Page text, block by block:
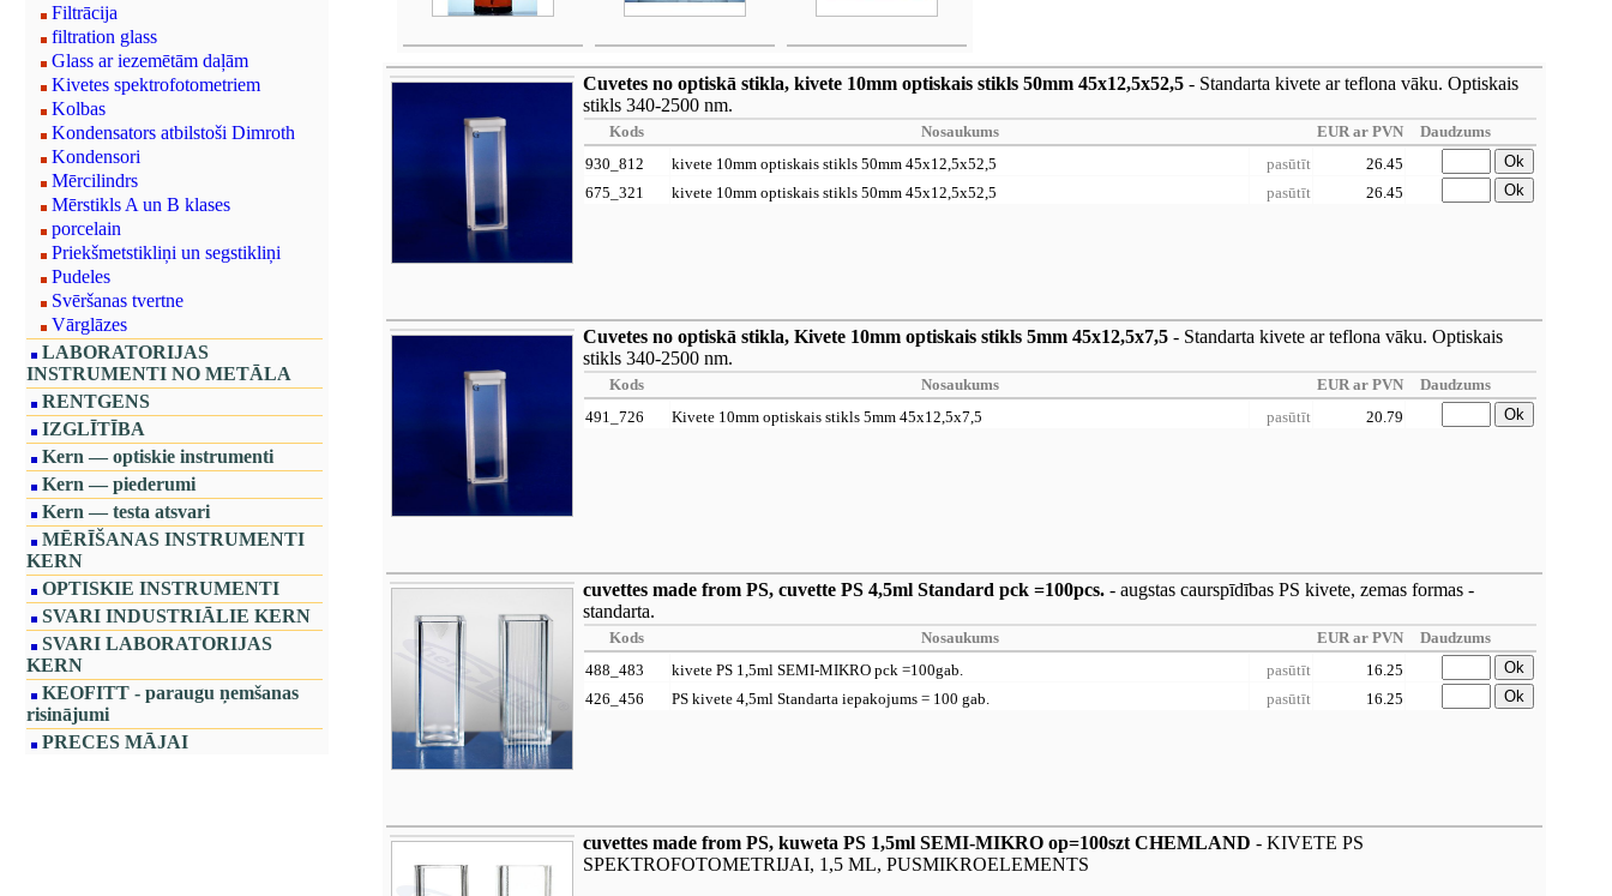
Filtrācija
filtration glass
Glass ar iezemētām daļām
Kivetes spektrofotometriem
Kolbas
Kondensators atbilstoši Dimroth
Kondensori
Mērcilindrs
Mērstikls A un B klases
porcelain
Priekšmetstikliņi un segstikliņi
Pudeles
Svēršanas tvertne
Vārglāzes
LABORATORIJAS
INSTRUMENTI NO METĀLA
RENTGENS
IZGLĪTĪBA
Kern — optiskie instrumenti
Kern — piederumi
Kern — testa atsvari
MĒRĪŠANAS INSTRUMENTI
KERN
OPTISKIE INSTRUMENTI
SVARI INDUSTRIĀLIE KERN
SVARI LABORATORIJAS
KERN
KEOFITT - paraugu ņemšanas
risinājumi
PRECES MĀJAI
Cuvetes no optiskā stikla, kivete 10mm optiskais stikls 50mm 45x12,5x52,5 - Standarta kivete ar teflona vāku. Optiskais
stikls 340-2500 nm.
Kods Nosaukums EUR ar PVN
Daudzums
930_812
kivete 10mm optiskais stikls 50mm 45x12,5x52,5 pasūtīt 26.45
Ok
675_321
kivete 10mm optiskais stikls 50mm 45x12,5x52,5 pasūtīt 26.45 Ok
Cuvetes no optiskā stikla, Kivete 10mm optiskais stikls 5mm 45x12,5x7,5 - Standarta kivete ar teflona vāku. Optiskais
stikls 340-2500 nm.
Kods Nosaukums EUR ar PVN
Daudzums
491_726
Kivete 10mm optiskais stikls 5mm 45x12,5x7,5 pasūtīt 20.79 Ok
cuvettes made from PS, cuvette PS 4,5ml Standard pck =100pcs. - augstas caurspīdības PS kivete, zemas formas -
standarta.
Kods Nosaukums EUR ar PVN
Daudzums
488_483
kivete PS 1,5ml SEMI-MIKRO pck =100gab. pasūtīt 16.25
Ok
426_456
PS kivete 4,5ml Standarta iepakojums = 100 gab. pasūtīt 16.25 Ok
cuvettes made from PS, kuweta PS 1,5ml SEMI-MIKRO op=100szt CHEMLAND - KIVETE PS
SPEKTROFOTOMETRIJAI, 1,5 ML, PUSMIKROELEMENTS